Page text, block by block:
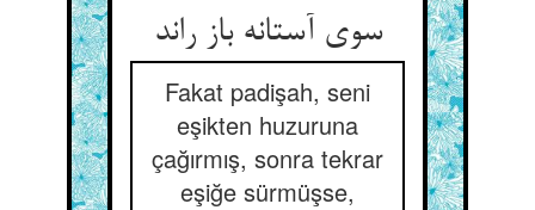
سوی آستانه باز راند
Fakat padişah, seni
eşikten huzuruna
çağırmış, sonra tekrar
eşiğe sürmüşse,